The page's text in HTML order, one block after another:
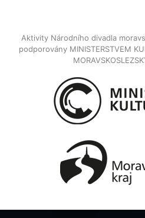
Aktivity Národního divadla
podporovány MINISTERSTVEM